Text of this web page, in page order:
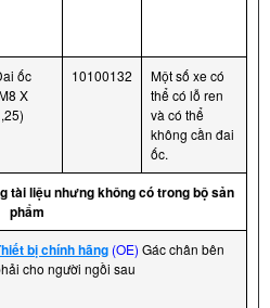
ốc
X
10100132
Một số xe có
thể có lỗ ren
và có thể
không cần đai
ốc.
tài liệu nhưng không có trong bộ sản
phẩm
bị chính hãng (OE) Gác chân bên
cho người ngồi sau